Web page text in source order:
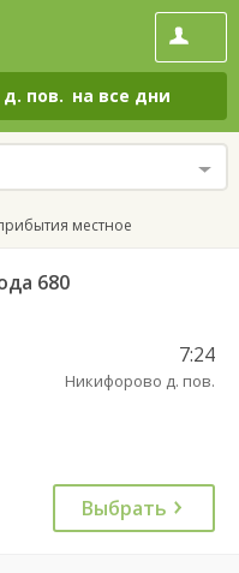
пов. на все дни
местное
680
7:24
Никифорово д. пов.
Выбрать